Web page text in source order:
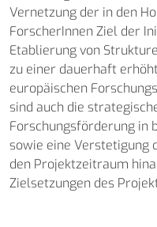
Vernetzung der in den
ForscherInnen Ziel der
Etablierung von
zu einer dauerhaft
europäischen
sind auch die
Forschungsförderung in
sowie eine
den Projektzeitraum
Zielsetzungen des